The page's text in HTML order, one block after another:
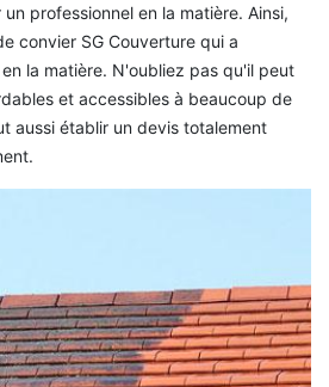
professionnel en la matière. Ainsi,
convier SG Couverture qui a
la matière. N'oubliez pas qu'il peut
et accessibles à beaucoup de
aussi établir un devis totalement